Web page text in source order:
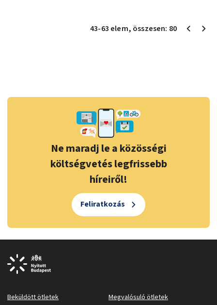
43-63 elem, összesen: 80
Ne maradj le a közösségi
költségvetés legfrissebb
híreiről!
Feliratkozás
Beküldött ötletek Megvalósuló ötletek